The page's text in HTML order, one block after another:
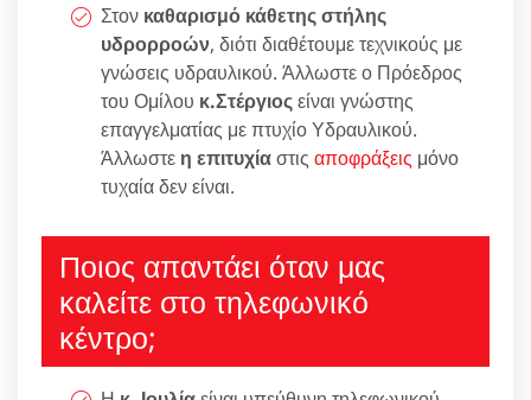
Στον καθαρισμό κάθετης στήλης
υδρορροών, διότι διαθέτουμε τεχνικούς με
γνώσεις υδραυλικού. Άλλωστε ο Πρόεδρος
του Ομίλου κ.Στέργιοςείναι γνώστης
επαγγελματίας με πτυχίο Υδραυλικού.
Άλλωστε η επιτυχίαστις αποφράξεις μόνο
τυχαία δεν είναι.
Ποιος απαντάει όταν μας
καλείτε στο τηλεφωνικό
κέντρο;